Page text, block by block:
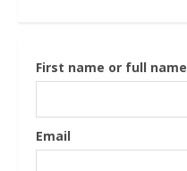
First name or full name
Email